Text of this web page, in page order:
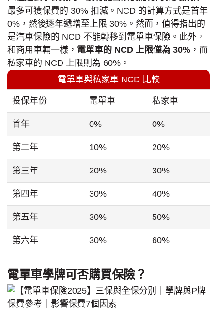
最多可獲保費的 30% 扣減。NCD 的計算方式是首年
0%，然後逐年遞增至上限 30%。然而，值得指出的
是汽車保險的 NCD 不能轉移到電單車保險。此外，
和商用車輛一樣， 電單車的 NCD 上限僅為 30% ，而
私家車的 NCD 上限則為 60%。
電單車與私家車 NCD 比較
投保年份 電單車 私家車
首年 0% 0%
第二年 10% 20%
第三年 20% 30%
第四年 30% 40%
第五年 30% 50%
第六年 30% 60%
電單車學牌可否購買保險？